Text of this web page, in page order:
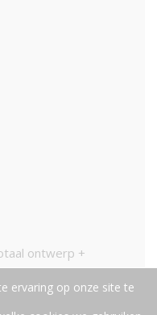
ontwerp +
ervaring op onze site te